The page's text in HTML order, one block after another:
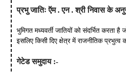
प्रभु जातिः ऍम . एन . श्री निवास के
भुमिगत मध्यवर्ती जातियों को संदर्भित
इसलिए किसी दिए क्षेत्र में राजनीतिक
गेटेड समुदाय :-